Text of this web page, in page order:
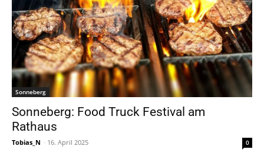
Sonneberg
Sonneberg: Food Truck Festival am
Rathaus
Tobias_N - 16. April 2025 0